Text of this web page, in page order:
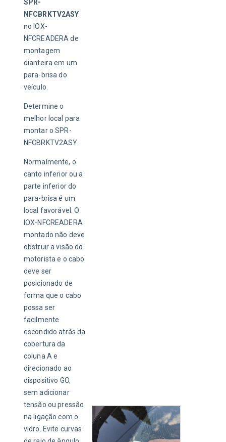
SPR-
NFCBRKTV2ASY
no IOX-
NFCREADERA de
montagem
dianteira em um
para-brisa do
veículo.
Determine o
melhor local para
montar o SPR-
NFCBRKTV2ASY.
Normalmente, o
canto inferior ou a
parte inferior do
para-brisa é um
local favorável. O
IOX-NFCREADERA
montado não deve
obstruir a visão do
motorista e o cabo
deve ser
posicionado de
forma que o cabo
possa ser
facilmente
escondido atrás da
cobertura da
coluna A e
direcionado ao
dispositivo GO,
sem adicionar
tensão ou pressão
na ligação com o
vidro. Evite curvas